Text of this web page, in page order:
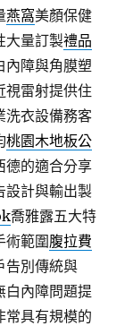
燕窩美顏保健
大量訂製禮品
內障與角膜塑
視雷射提供住
洗衣設備務客
桃園木地板公
德的適合分享
設計與輸出製
喬雅露五大特
術範圍腹拉費
告別傳統與
白內障問題提
常具有規模的